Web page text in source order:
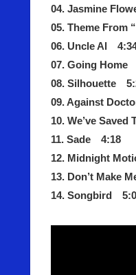
04. Jasmine
05. Theme From
06. Uncle Al
07. Going Home
08. Silhouette
09. Against
10. We’ve
11. Sade 4:18
12. Midnight
13. Don’t Make
14. Songbird